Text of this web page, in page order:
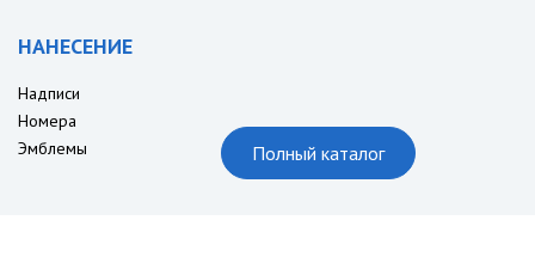
НАНЕСЕНИЕ
Надписи
Номера
Эмблемы
Полный каталог